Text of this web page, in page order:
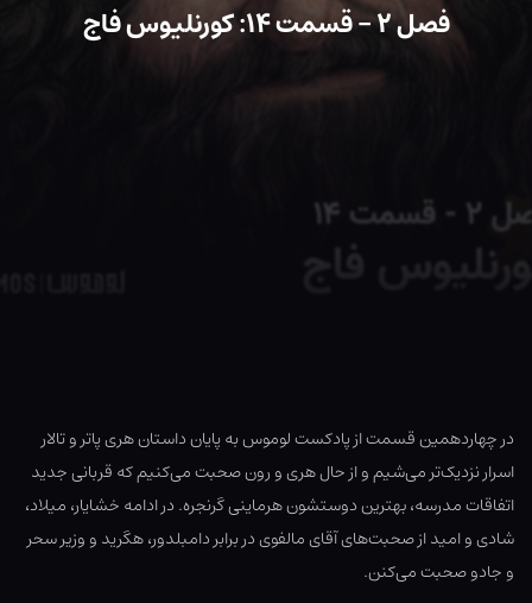
فصل ۲ – قسمت ۱۴: کورنلیوس فاج
در چهاردهمین قسمت از پادکست لوموس به پایان داستان هری پاتر و تالار
اسرار نزدیک‌تر می‌شیم و از حال هری و رون صحبت می‌کنیم که قربانی جدید
اتفاقات مدرسه، بهترین دوستشون هرماینی گرنجره. در ادامه خشایار، میلاد،
شادی و امید از صحبت‌های آقای مالفوی در برابر دامبلدور، هگرید و وزیر سحر
و جادو صحبت می‌کنن.